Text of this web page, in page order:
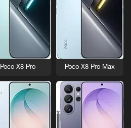
Poco X8 Pro Max
Poco X8 Pro